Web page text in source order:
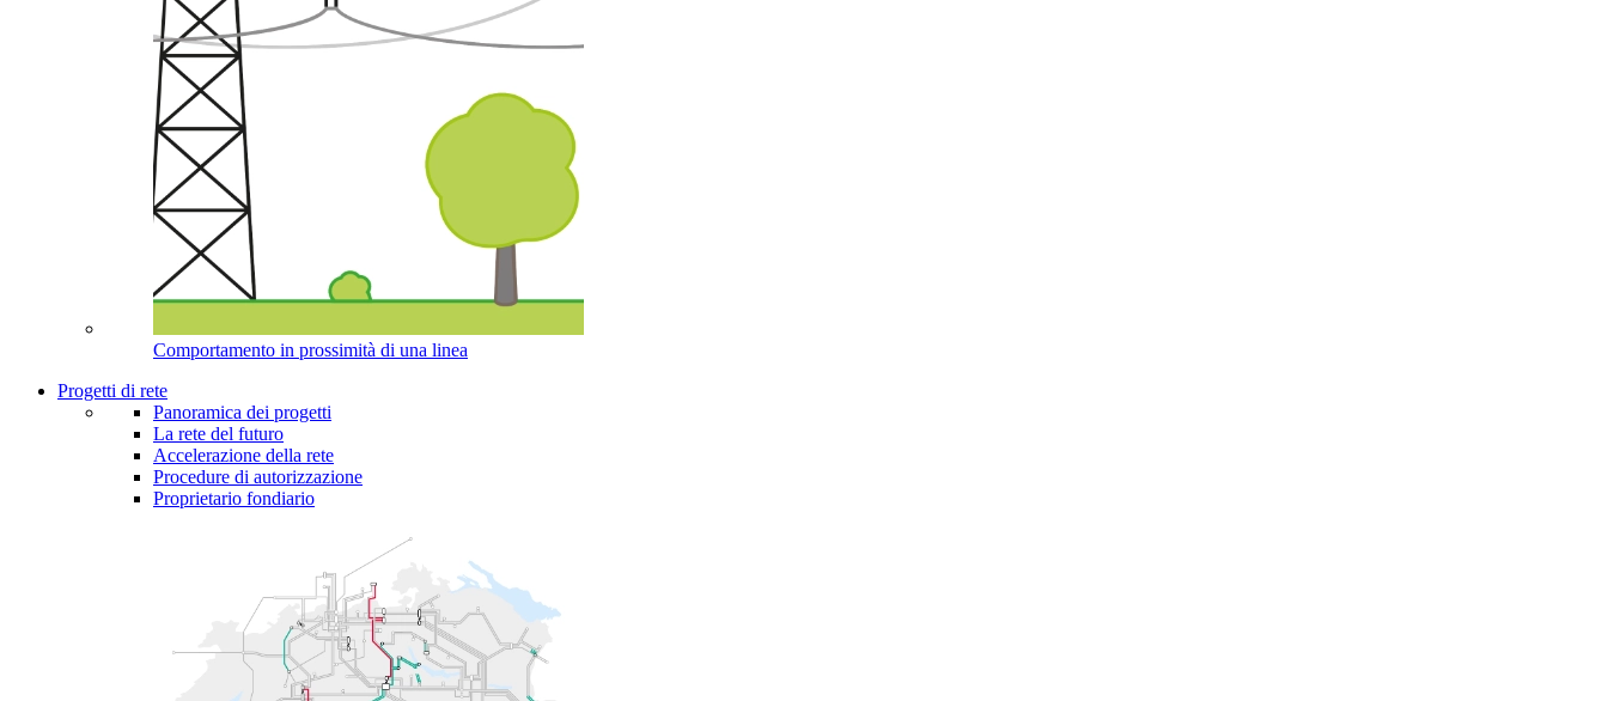
Comportamento in prossimità di una linea
Progetti di rete
Panoramica dei progetti
La rete del futuro
Accelerazione della rete
Procedure di autorizzazione
Proprietario fondiario